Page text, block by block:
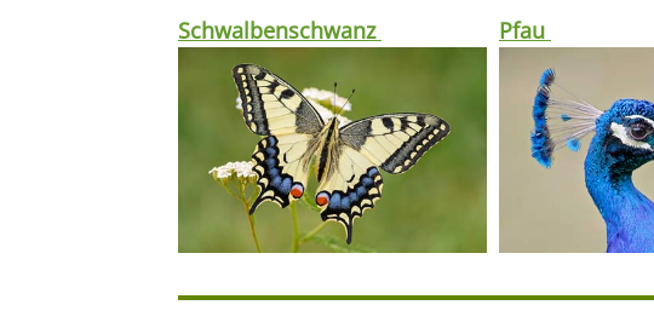
Schwalbenschwanz
Pfau